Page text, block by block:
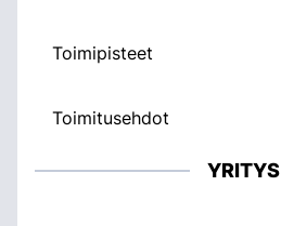
Toimipisteet
Toimitusehdot
YRITYS